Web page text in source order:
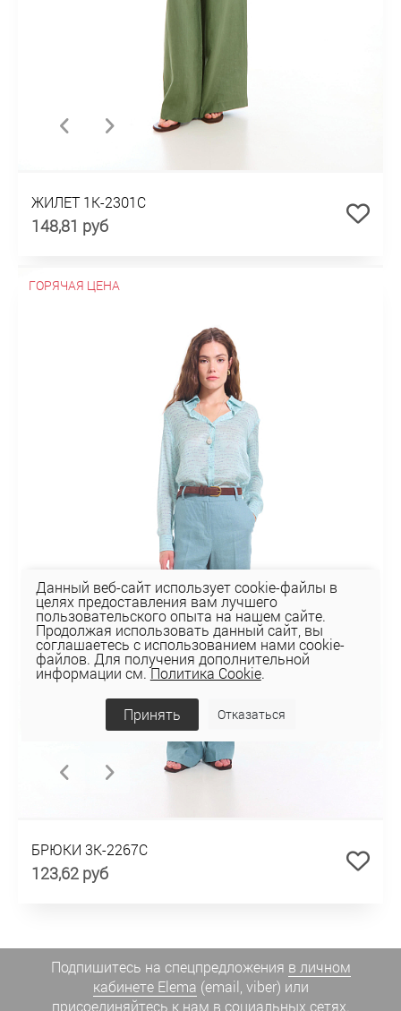
ЖИЛЕТ 1К-2301С
148,81 руб
ГОРЯЧАЯ ЦЕНА
БРЮКИ 3К-2267С
123,62 руб
Подпишитесь на спецпредложения в личном
кабинете Elema (email, viber) или
присоединяйтесь к нам в социальных сетях.
Данный веб-сайт использует cookie-файлы в
целях предоставления вам лучшего
пользовательского опыта на нашем сайте.
Продолжая использовать данный сайт, вы
соглашаетесь с использованием нами cookie-
файлов. Для получения дополнительной
информации см.Политика Cookie.
Принять Отказаться